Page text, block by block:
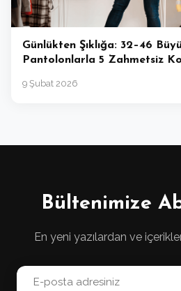
Günlükten Şıklığa: 32–46
Pantolonlarla 5 Zahmetsiz
9 Şubat 2026
Bültenimize
En yeni yazılardan ve